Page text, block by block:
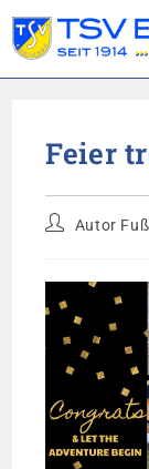
springenFeier
Beitrags-
Autor